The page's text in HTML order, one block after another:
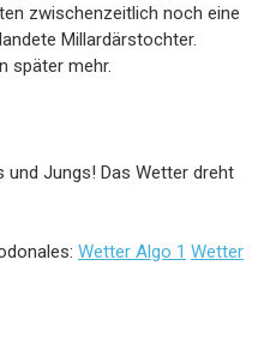
zwischenzeitlich noch eine
Millardärstochter.
später mehr.
und Jungs! Das Wetter dreht
Wetter Algo 1 Wetter